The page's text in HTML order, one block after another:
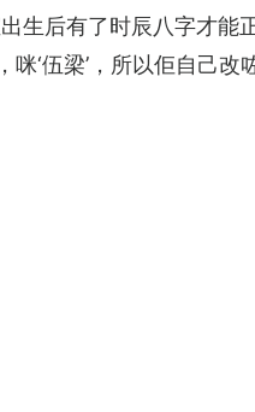
生后有了时辰八字才能
‘伍梁’，所以佢自己改